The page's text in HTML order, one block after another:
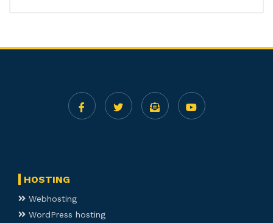
HOSTING
Webhosting
WordPress hosting